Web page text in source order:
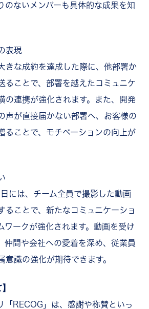
のないメンバーも具体的な成果を知
表現
きな成約を達成した際に、他部署か
ることで、部署を越えたコミュニケ
の連携が強化されます。また、開発
声が直接届かない部署へ、お客様の
ることで、モチベーションの向上が
には、チーム全員で撮影した動画
ることで、新たなコミュニケーショ
ワークが強化されます。動画を受け
仲間や会社への愛着を深め、従業員
意識の強化が期待できます。
「RECOG」は、感謝や称賛といっ